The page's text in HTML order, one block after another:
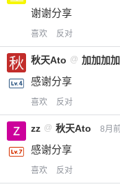
谢谢分享
喜欢 反对
秋天Ato @ 加加加加
感谢分享
喜欢 反对
zz @ 秋天Ato 8月
感谢分享
喜欢 反对